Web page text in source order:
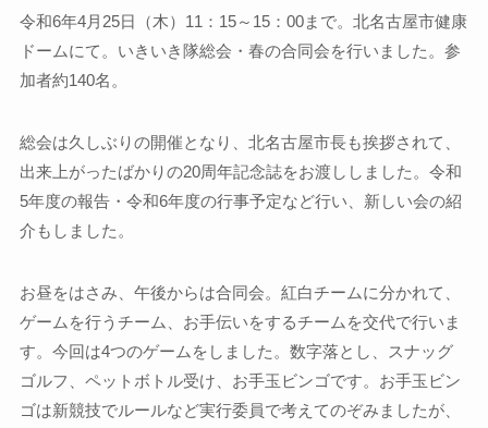
令和6年4月25日（木）11：15～15：00まで。北名古屋市健康
ドームにて。いきいき隊総会・春の合同会を行いました。参
加者約140名。
総会は久しぶりの開催となり、北名古屋市長も挨拶されて、
出来上がったばかりの20周年記念誌をお渡ししました。令和
5年度の報告・令和6年度の行事予定など行い、新しい会の紹
介もしました。
お昼をはさみ、午後からは合同会。紅白チームに分かれて、
ゲームを行うチーム、お手伝いをするチームを交代で行いま
す。今回は4つのゲームをしました。数字落とし、スナッグ
ゴルフ、ペットボトル受け、お手玉ビンゴです。お手玉ビン
ゴは新競技でルールなど実行委員で考えてのぞみましたが、